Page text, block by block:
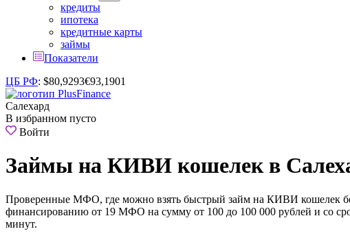
кредиты
ипотека
кредитные карты
займы
Показатели
ЦБ РФ: $80,9293€93,1901
Салехард
В избранном пусто
Войти
Займы на КИВИ кошелек в
Проверенные МФО, где можно взять быстрый займ на КИВИ кошелек
финансированию от 19 МФО на сумму от 100 до 100 000 рублей и со
минут.